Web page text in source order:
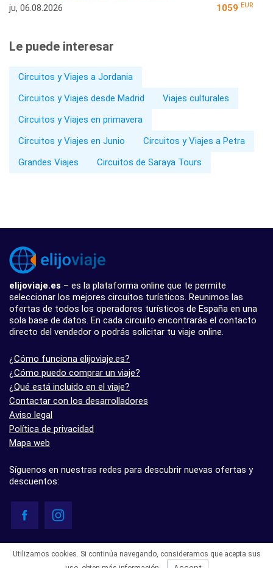
ju, 06.08.2026 1059 EUR
Le puede interesar
Circuitos y Viajes a Jordania
Circuitos y Viajes desde Madrid
Viajes culturales
Circuitos y Viajes en primavera
Circuitos y Viajes en Junio
Circuitos y Viajes a Petra
Grandes Viajes
Circuitos de Saraya Tours
elijoviaje.es – es la plataforma online que te permite
seleccionar los mejores circuitos turísticos. Reunimos las
ofertas de todos los operadores turísticos de España en una
sola base de datos. En cada circuito encontrarás el contacto
directo del vendedor o podrás solicitar tu viaje online.
¿Cómo funciona elijoviaje.es?
¿Cómo puedo comprar un viaje?
¿Qué está incluido en el viaje?
Contactar con los desarrolladores
Aviso legal
Política de privacidad
Mapa web
Síguenos en nuestras redes para descubrir nuevas ofertas y
descuentos:
- 5.0 basado en 7 opiniones
Utilizamos cookies. Si continúa navegando, consideramos que acepta sus